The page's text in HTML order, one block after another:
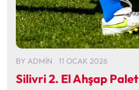
BY ADMIN 11 OCAK 2026
Silivri 2. El Ahşap Palet